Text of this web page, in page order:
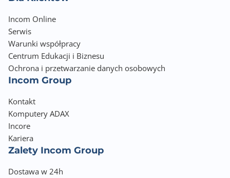
Incom Online
Serwis
Warunki współpracy
Centrum Edukacji i Biznesu
Ochrona i przetwarzanie danych osobowych
Incom Group
Kontakt
Komputery ADAX
Incore
Kariera
Zalety Incom Group
Dostawa w 24h